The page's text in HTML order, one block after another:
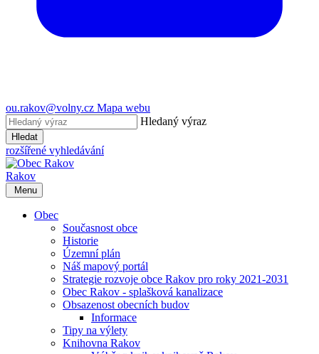
ou.rakov@volny.cz Mapa webu
Hledaný výraz
Hledat
rozšířené vyhledávání
Rakov
Menu
Obec
Současnost obce
Historie
Územní plán
Náš mapový portál
Strategie rozvoje obce Rakov pro roky 2021-2031
Obec Rakov - splašková kanalizace
Obsazenost obecních budov
Informace
Tipy na výlety
Knihovna Rakov